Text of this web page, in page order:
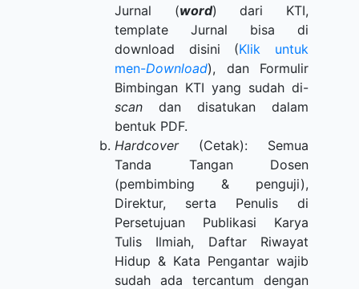
Jurnal (word) dari KTI,
template Jurnal bisa di
download disini (Klik untuk
men-Download), dan Formulir
Bimbingan KTI yang sudah di-
scan dan disatukan dalam
bentuk PDF.
Hardcover (Cetak): Semua
Tanda Tangan Dosen
(pembimbing & penguji),
Direktur, serta Penulis di
Persetujuan Publikasi Karya
Tulis Ilmiah, Daftar Riwayat
Hidup & Kata Pengantar wajib
sudah ada tercantum dengan